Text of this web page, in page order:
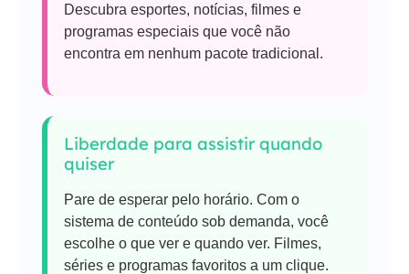
Descubra esportes, notícias, filmes e
programas especiais que você não
encontra em nenhum pacote tradicional.
Liberdade para assistir quando
quiser
Pare de esperar pelo horário. Com o
sistema de conteúdo sob demanda, você
escolhe o que ver e quando ver. Filmes,
séries e programas favoritos a um clique.